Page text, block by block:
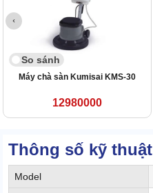
So sánh
Máy chà sàn Kumisai KMS-30
12980000
Thông số kỹ thuật
Model